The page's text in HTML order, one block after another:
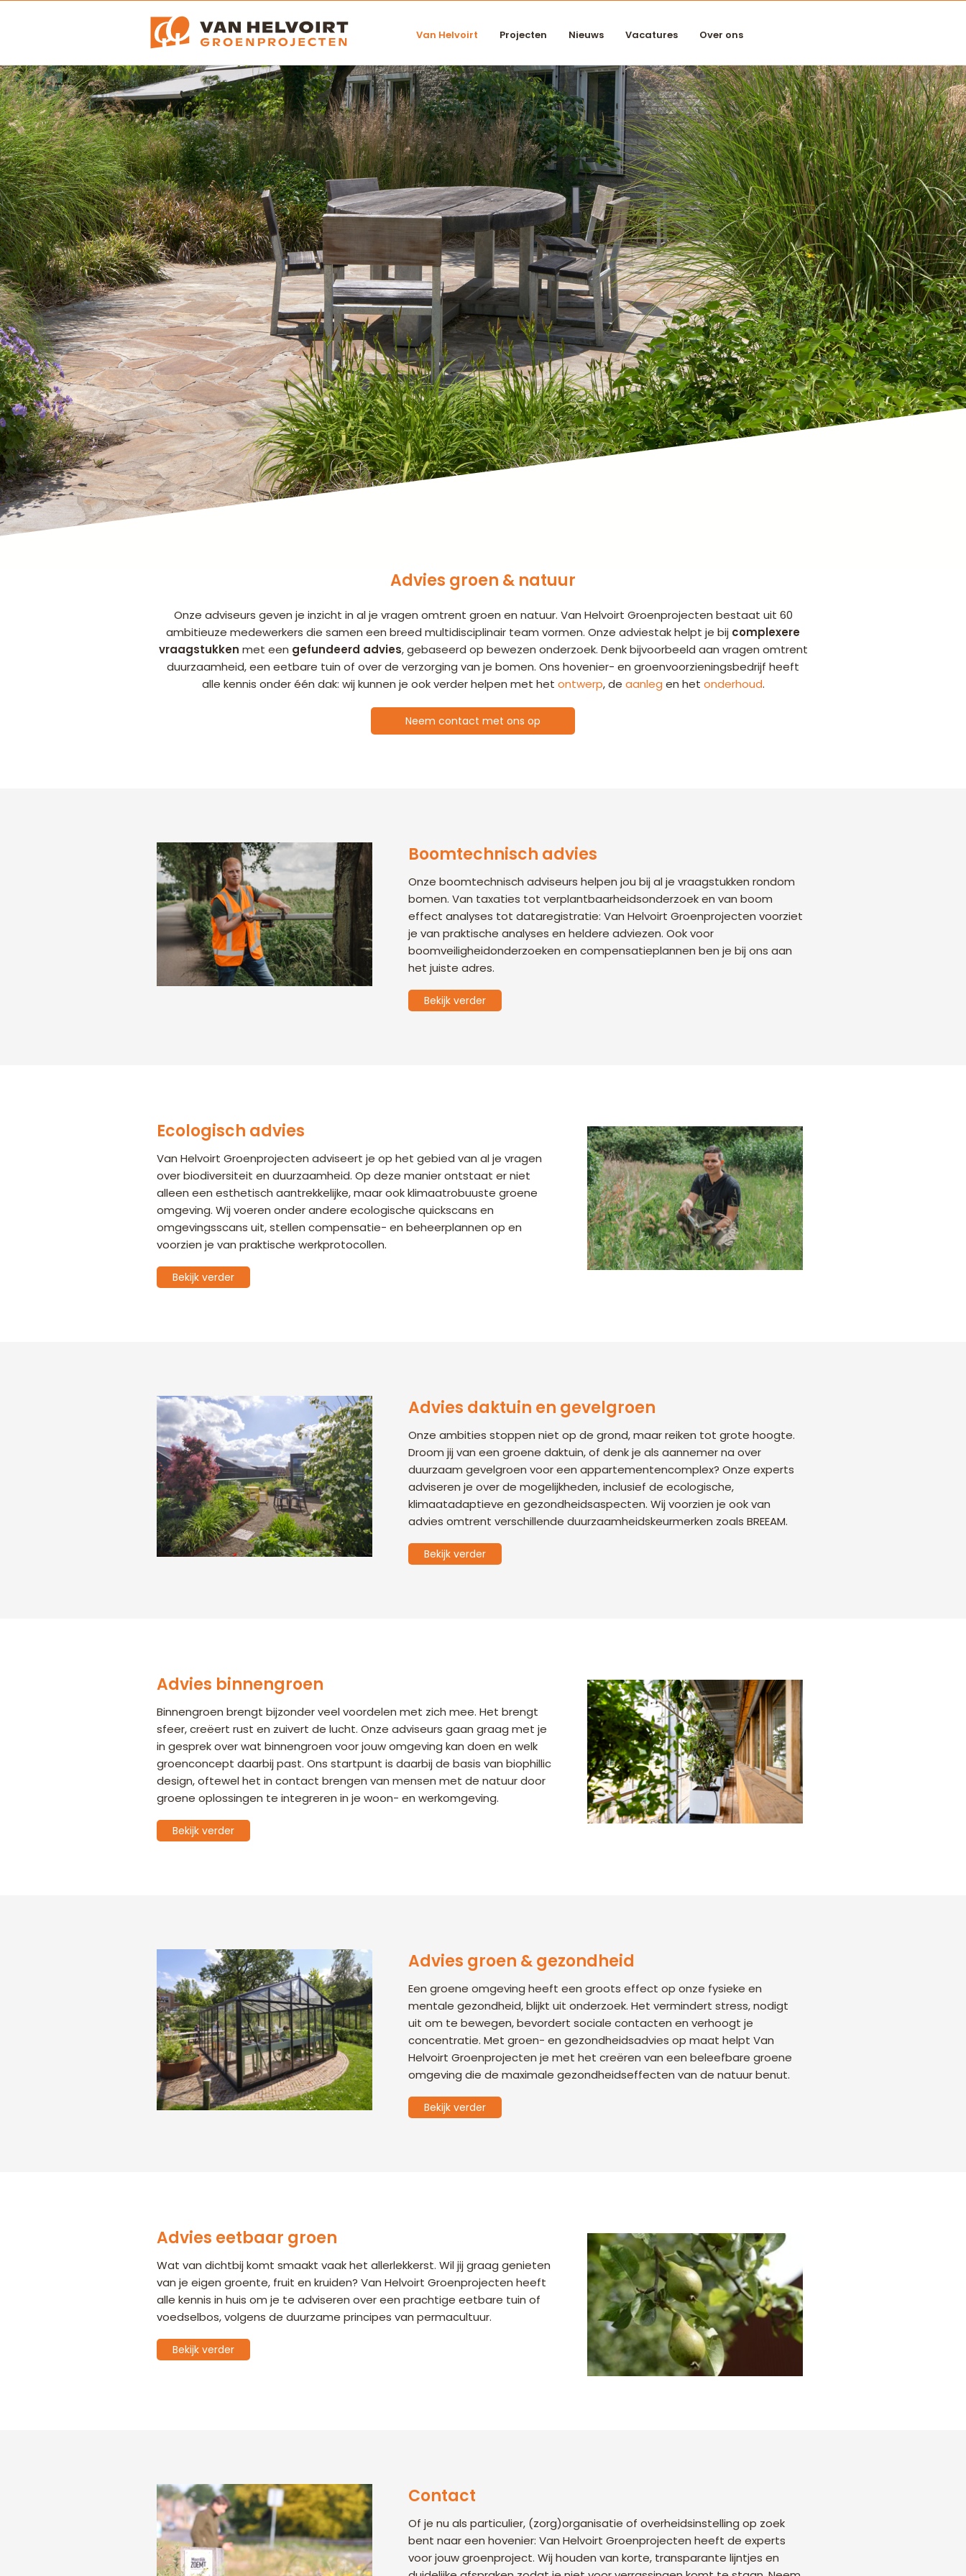
Van Helvoirt Projecten Nieuws Vacatures Over ons
Advies groen & natuur
Onze adviseurs geven je inzicht in al je vragen omtrent groen en natuur. Van Helvoirt Groenprojecten bestaat uit 60
ambitieuze medewerkers die samen een breed multidisciplinair team vormen. Onze adviestak helpt je bij complexere
vraagstukken met een gefundeerd advies, gebaseerd op bewezen onderzoek. Denk bijvoorbeeld aan vragen omtrent
duurzaamheid, een eetbare tuin of over de verzorging van je bomen. Ons hovenier- en groenvoorzieningsbedrijf heeft
alle kennis onder één dak: wij kunnen je ook verder helpen met het ontwerp, de aanleg en het onderhoud.
Neem contact met ons op
Boomtechnisch advies
Onze boomtechnisch adviseurs helpen jou bij al je vraagstukken rondom
bomen. Van taxaties tot verplantbaarheidsonderzoek en van boom
effect analyses tot dataregistratie: Van Helvoirt Groenprojecten voorziet
je van praktische analyses en heldere adviezen. Ook voor
boomveiligheidonderzoeken en compensatieplannen ben je bij ons aan
het juiste adres.
Bekijk verder
Ecologisch advies
Van Helvoirt Groenprojecten adviseert je op het gebied van al je vragen
over biodiversiteit en duurzaamheid. Op deze manier ontstaat er niet
alleen een esthetisch aantrekkelijke, maar ook klimaatrobuuste groene
omgeving. Wij voeren onder andere ecologische quickscans en
omgevingsscans uit, stellen compensatie- en beheerplannen op en
voorzien je van praktische werkprotocollen.
Bekijk verder
Advies daktuin en gevelgroen
Onze ambities stoppen niet op de grond, maar reiken tot grote hoogte.
Droom jij van een groene daktuin, of denk je als aannemer na over
duurzaam gevelgroen voor een appartementencomplex? Onze experts
adviseren je over de mogelijkheden, inclusief de ecologische,
klimaatadaptieve en gezondheidsaspecten. Wij voorzien je ook van
advies omtrent verschillende duurzaamheidskeurmerken zoals BREEAM.
Bekijk verder
Advies binnengroen
Binnengroen brengt bijzonder veel voordelen met zich mee. Het brengt
sfeer, creëert rust en zuivert de lucht. Onze adviseurs gaan graag met je
in gesprek over wat binnengroen voor jouw omgeving kan doen en welk
groenconcept daarbij past. Ons startpunt is daarbij de basis van biophillic
design, oftewel het in contact brengen van mensen met de natuur door
groene oplossingen te integreren in je woon- en werkomgeving.
Bekijk verder
Advies groen & gezondheid
Een groene omgeving heeft een groots effect op onze fysieke en
mentale gezondheid, blijkt uit onderzoek. Het vermindert stress, nodigt
uit om te bewegen, bevordert sociale contacten en verhoogt je
concentratie. Met groen- en gezondheidsadvies op maat helpt Van
Helvoirt Groenprojecten je met het creëren van een beleefbare groene
omgeving die de maximale gezondheidseffecten van de natuur benut.
Bekijk verder
Advies eetbaar groen
Wat van dichtbij komt smaakt vaak het allerlekkerst. Wil jij graag genieten
van je eigen groente, fruit en kruiden? Van Helvoirt Groenprojecten heeft
alle kennis in huis om je te adviseren over een prachtige eetbare tuin of
voedselbos, volgens de duurzame principes van permacultuur.
Bekijk verder
Contact
Of je nu als particulier, (zorg)organisatie of overheidsinstelling op zoek
bent naar een hovenier: Van Helvoirt Groenprojecten heeft de experts
voor jouw groenproject. Wij houden van korte, transparante lijntjes en